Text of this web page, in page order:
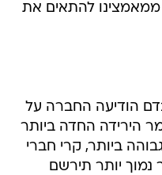
להתאים את
הודיעה החברה על
הירידה החדה ביותר
ביותר, קרי חברי
נמוך יותר תירשם